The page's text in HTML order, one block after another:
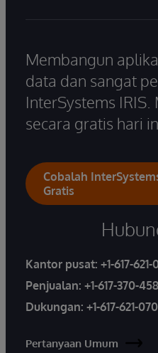
Membangun
data dan sangat
InterSystems
secara gratis hari
Cobalah
Gratis
Kantor pusat: +1-617-
Penjualan: +1-617-370-
Dukungan: +1-617-621-
Pertanyaan Umum